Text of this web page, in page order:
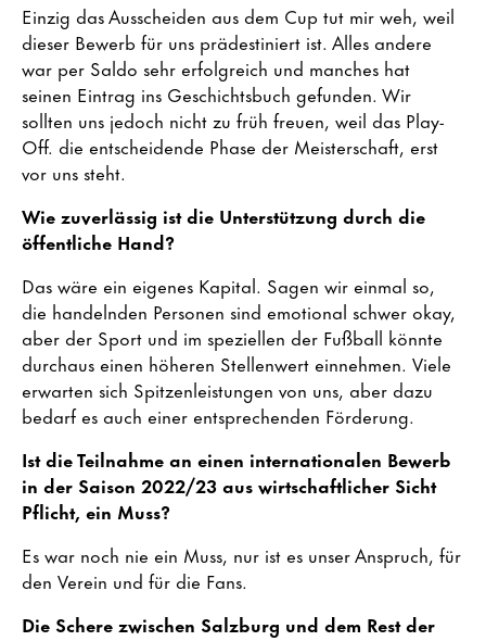
Einzig das Ausscheiden aus dem Cup tut mir weh, weil
dieser Bewerb für uns prädestiniert ist. Alles andere
war per Saldo sehr erfolgreich und manches hat
seinen Eintrag ins Geschichtsbuch gefunden. Wir
sollten uns jedoch nicht zu früh freuen, weil das Play-
Off. die entscheidende Phase der Meisterschaft, erst
vor uns steht.
Wie zuverlässig ist die Unterstützung durch die
öffentliche Hand?
Das wäre ein eigenes Kapital. Sagen wir einmal so,
die handelnden Personen sind emotional schwer okay,
aber der Sport und im speziellen der Fußball könnte
durchaus einen höheren Stellenwert einnehmen. Viele
erwarten sich Spitzenleistungen von uns, aber dazu
bedarf es auch einer entsprechenden Förderung.
Ist die Teilnahme an einen internationalen Bewerb
in der Saison 2022/23 aus wirtschaftlicher Sicht
Pflicht, ein Muss?
Es war noch nie ein Muss, nur ist es unser Anspruch, für
den Verein und für die Fans.
Die Schere zwischen Salzburg und dem Rest der